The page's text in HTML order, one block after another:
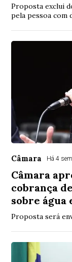
Proposta exclui
pela pessoa com
Câmara Há 4
Câmara
cobrança
sobre água
Proposta será